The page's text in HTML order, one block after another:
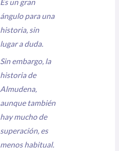
ángulo para una
historia, sin
lugar a duda.
Sin embargo, la
historia de
Almudena,
aunque también
hay mucho de
superación, es
menos habitual.